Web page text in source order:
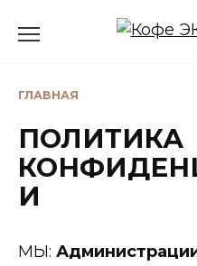
ГЛАВНАЯ
ПОЛИТИКА
И
МЫ: